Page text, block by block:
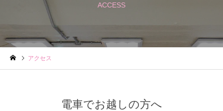
ACCESS
アクセス
電車でお越しの方へ